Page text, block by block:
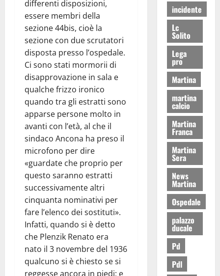
differenti disposizioni,
essere membri della
sezione 44bis, cioè la
sezione con due scrutatori
disposta presso l’ospedale.
Ci sono stati mormorii di
disapprovazione in sala e
qualche frizzo ironico
quando tra gli estratti sono
apparse persone molto in
avanti con l’età, al che il
sindaco Ancona ha preso il
microfono per dire
«guardate che proprio per
questo saranno estratti
successivamente altri
cinquanta nominativi per
fare l’elenco dei sostituti».
Infatti, quando si è detto
che Plenzik Renato era
nato il 3 novembre del 1936
qualcuno si è chiesto se si
reggesse ancora in piedi; e
incidente
Lc
Solito
Lega
pro
Martina
martina
calcio
Martina
Franca
Martina
Sera
News
Martina
Ospedale
palazzo
ducale
Pd
Pdl